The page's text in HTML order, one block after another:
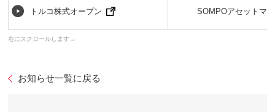
トルコ株式オープン SOMPOアセットマ
お知らせ一覧に戻る